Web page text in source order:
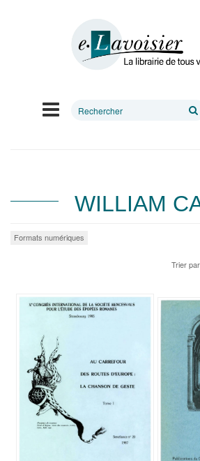
Rechercher
WILLIAM
Formats numériques
Trier